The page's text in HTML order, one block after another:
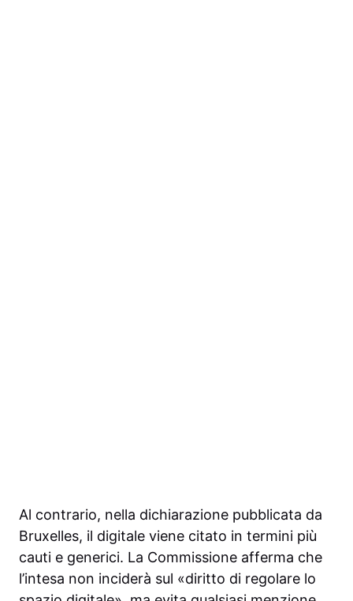
Al contrario, nella dichiarazione pubblicata da
Bruxelles, il digitale viene citato in termini più
cauti e generici. La Commissione afferma che
l’intesa non inciderà sul «diritto di regolare lo